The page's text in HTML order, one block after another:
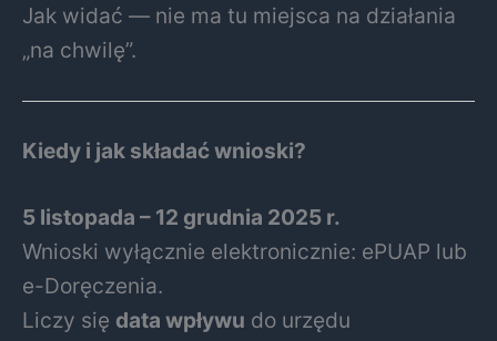
Jak widać — nie ma tu miejsca na działania
„na chwilę”.
Kiedy i jak składać wnioski?
5 listopada – 12 grudnia 2025 r.
Wnioski wyłącznie elektronicznie: ePUAP lub
e-Doręczenia.
Liczy się data wpływu do urzędu